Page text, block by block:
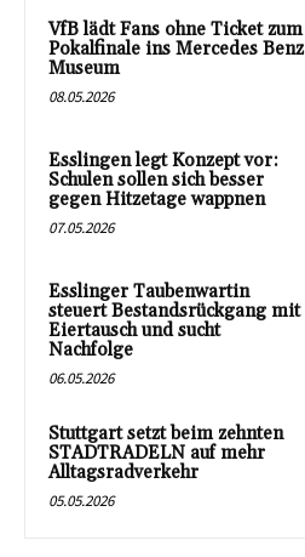
VfB lädt Fans ohne Ticket zum
Pokalfinale ins Mercedes Benz
Museum
08.05.2026
Esslingen legt Konzept vor:
Schulen sollen sich besser
gegen Hitzetage wappnen
07.05.2026
Esslinger Taubenwartin
steuert Bestandsrückgang mit
Eiertausch und sucht
Nachfolge
06.05.2026
Stuttgart setzt beim zehnten
STADTRADELN auf mehr
Alltagsradverkehr
05.05.2026